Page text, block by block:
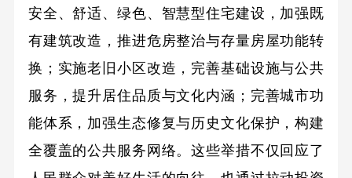
安全、舒适、绿色、智慧型住宅建设，加强既
有建筑改造，推进危房整治与存量房屋功能转
换；实施老旧小区改造，完善基础设施与公共
服务，提升居住品质与文化内涵；完善城市功
能体系，加强生态修复与历史文化保护，构建
全覆盖的公共服务网络。这些举措不仅回应了